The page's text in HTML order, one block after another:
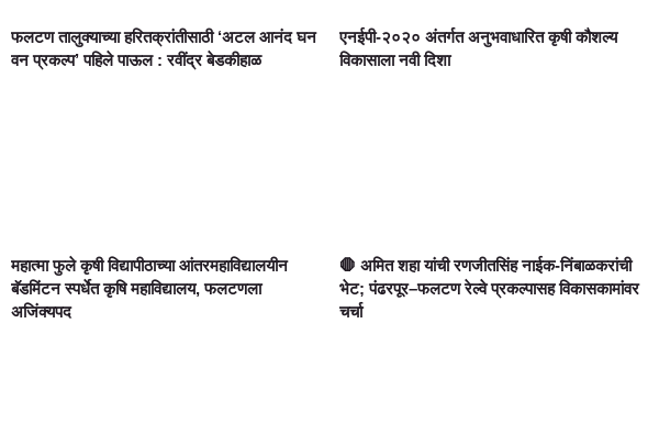
फलटण तालुक्याच्या हरितक्रांतीसाठी ‘अटल आनंद घन
वन प्रकल्प’ पहिले पाऊल : रवींद्र बेडकीहाळ
एनईपी-२०२० अंतर्गत अनुभवाधारित कृषी कौशल्य
विकासाला नवी दिशा
महात्मा फुले कृषी विद्यापीठाच्या आंतरमहाविद्यालयीन
बॅडमिंटन स्पर्धेत कृषि महाविद्यालय, फलटणला
अजिंक्यपद
🛑 अमित शहा यांची रणजीतसिंह नाईक-निंबाळकरांची
भेट; पंढरपूर–फलटण रेल्वे प्रकल्पासह विकासकामांवर
चर्चा